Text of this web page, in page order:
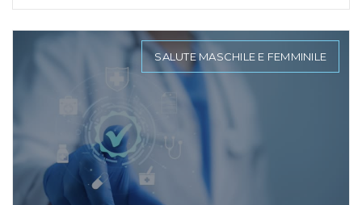
SALUTE MASCHILE E FEMMINILE